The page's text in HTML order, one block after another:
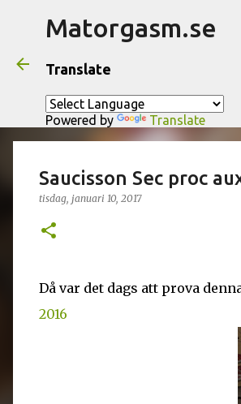
Matorgasm.se
Translate
Powered by Translate
Saucisson Sec proc
tisdag, januari 10, 2017
Då var det dags att prova
2016